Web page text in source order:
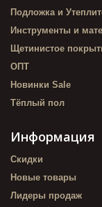
Подложка и
Инструменты и
Щетинистое
ОПТ
Новинки Sale
Тёплый пол
Информация
Скидки
Новые товары
Лидеры продаж